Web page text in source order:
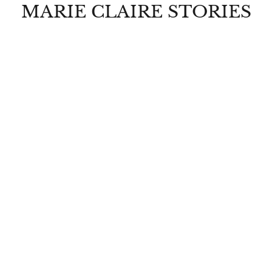
MARIE CLAIRE STORIES